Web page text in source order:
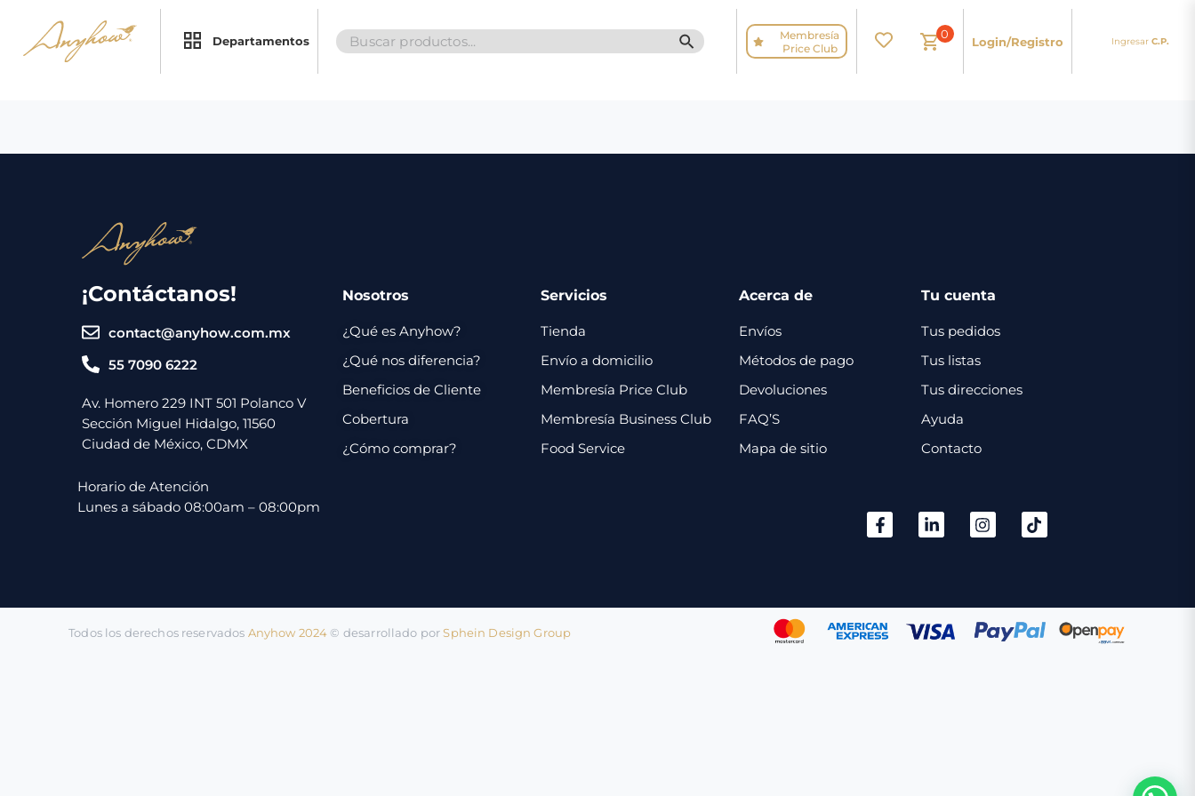
Departamentos
Search
for:
SEARCH BUTTON
Membresía
Price Club
0
Login/Registro Ingresar C.P.
¡Contáctanos!
contact@anyhow.com.mx
55 7090 6222
Av. Homero 229 INT 501 Polanco V
Sección Miguel Hidalgo, 11560
Ciudad de México, CDMX
Nosotros
¿Qué es Anyhow?
¿Qué nos diferencia?
Beneficios de Cliente
Cobertura
¿Cómo comprar?
Servicios
Tienda
Envío a domicilio
Membresía Price Club
Membresía Business Club
Food Service
Acerca de
Envíos
Métodos de pago
Devoluciones
FAQ’S
Mapa de sitio
Tu cuenta
Tus pedidos
Tus listas
Tus direcciones
Ayuda
Contacto
Horario de Atención
Lunes a sábado 08:00am – 08:00pm
Todos los derechos reservados Anyhow 2024©️ desarrollado porSphein Design Group
Promociones
Servicios
Envíos
Métodos
Contacto
Inicio
Regalos
Contacto